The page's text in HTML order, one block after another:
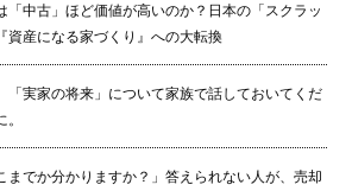
「中古」ほど価値が高いのか？日本の「スクラッ
資産になる家づくり』への大転換
「実家の将来」について家族で話しておいてくだ
までか分かりますか？」答えられない人が、売却